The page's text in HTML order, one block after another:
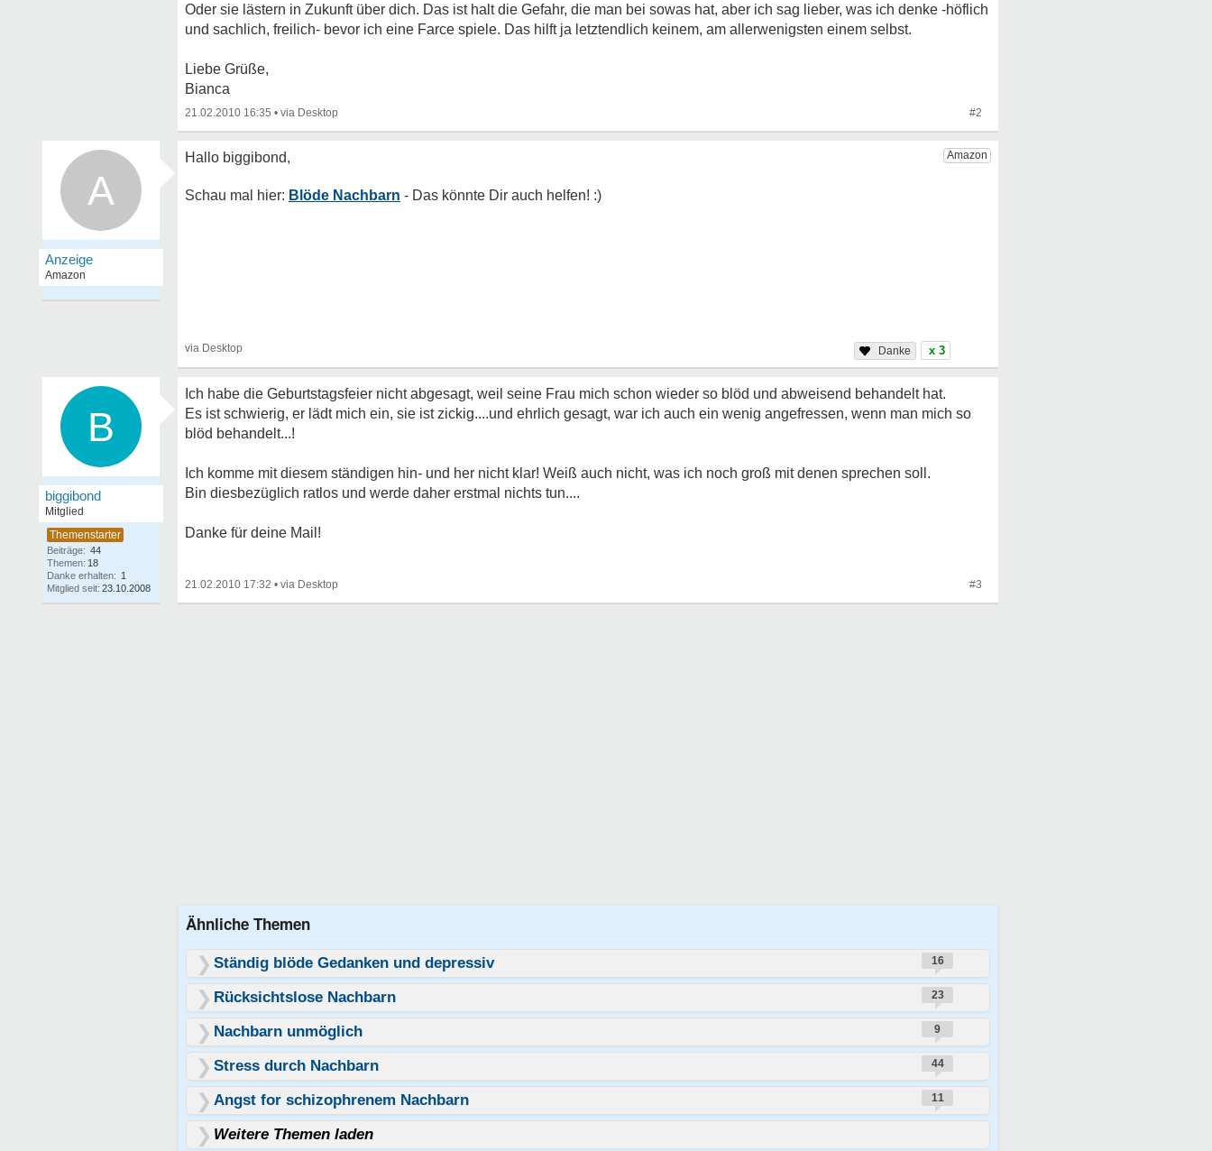
Oder sie lästern in Zukunft über dich. Das ist halt die Gefahr, die man bei sowas hat, aber ich sag lieber, was ich denke -höflich
und sachlich, freilich- bevor ich eine Farce spiele. Das hilft ja letztendlich keinem, am allerwenigsten einem selbst.
Liebe Grüße,
Bianca
21.02.2010 16:35 • #2
A Blöde Nachbarn
x 3
B
biggibond
Mitglied
Beiträge: 44
Themen: 18
Danke erhalten: 1
Mitglied seit: 23.10.2008
Ich habe die Geburtstagsfeier nicht abgesagt, weil seine Frau mich schon wieder so blöd und abweisend behandelt hat.
Es ist schwierig, er lädt mich ein, sie ist zickig....und ehrlich gesagt, war ich auch ein wenig angefressen, wenn man mich so
blöd behandelt...!
Ich komme mit diesem ständigen hin- und her nicht klar! Weiß auch nicht, was ich noch groß mit denen sprechen soll.
Bin diesbezüglich ratlos und werde daher erstmal nichts tun....
Danke für deine Mail!
21.02.2010 17:32 • #3
Ähnliche Themen
Ständig blöde Gedanken und depressiv 16
Rücksichtslose Nachbarn 23
Nachbarn unmöglich 9
Stress durch Nachbarn 44
Angst for schizophrenem Nachbarn 11
Weitere Themen laden